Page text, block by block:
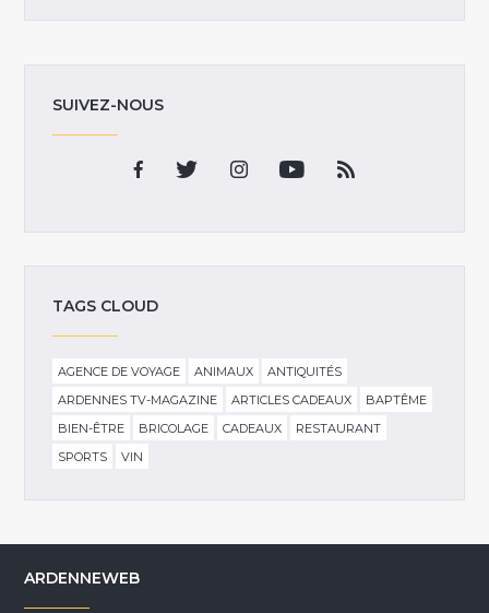
SUIVEZ-NOUS
TAGS CLOUD
AGENCE DE VOYAGE ANIMAUX
ANTIQUITÉS
ARDENNES TV-MAGAZINE
ARTICLES CADEAUX
BAPTÊME
BIEN-ÊTRE
BRICOLAGE CADEAUX
RESTAURANT
SPORTS
VIN
ARDENNEWEB